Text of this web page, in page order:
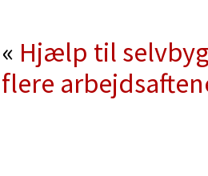
« Hjælp til
flere